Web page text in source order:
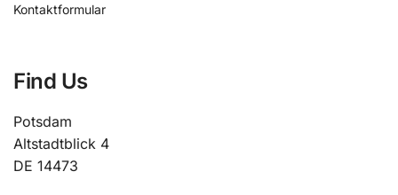
Kontaktformular
Find Us
Potsdam
Altstadtblick 4
DE 14473